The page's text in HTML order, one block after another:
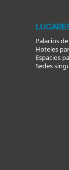
Palacios
Hoteles
Espacios
Sedes